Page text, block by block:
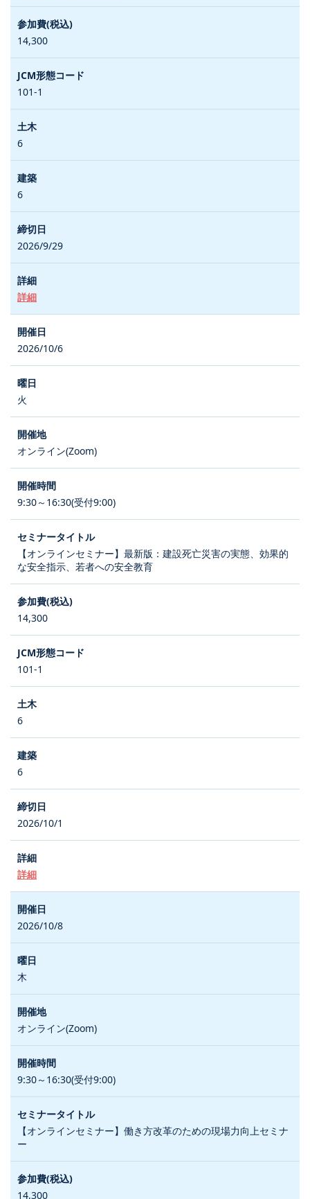
14,300
101-1
6
6
2026/9/29
詳細
2026/10/6
火
オンライン(Zoom)
9:30～16:30(受付9:00)
【オンラインセミナー】最新版：建設死亡災害の実態、効果的
な安全指示、若者への安全教育
14,300
101-1
6
6
2026/10/1
詳細
2026/10/8
木
オンライン(Zoom)
9:30～16:30(受付9:00)
【オンラインセミナー】働き方改革のための現場力向上セミナ
ー
14,300